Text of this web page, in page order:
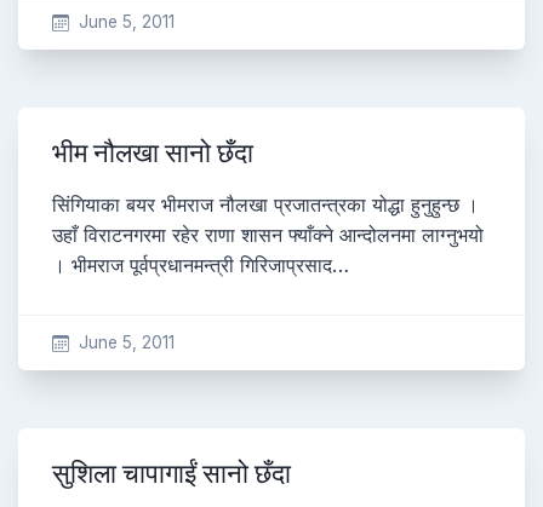
June 5, 2011
भीम नौलखा सानो छँदा
सिंगियाका बयर भीमराज नौलखा प्रजातन्त्रका योद्धा हुनुहुन्छ ।
उहाँ विराटनगरमा रहेर राणा शासन फ्याँक्ने आन्दोलनमा लाग्नुभयो
। भीमराज पूर्वप्रधानमन्त्री गिरिजाप्रसाद…
June 5, 2011
सुशिला चापागाईं सानो छँदा